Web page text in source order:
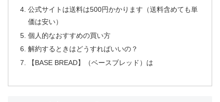
公式サイトは送料は500円かかります（送料含めても単
価は安い）
個人的なおすすめの買い方
解約するときはどうすればいいの？
【BASE BREAD】（ベースブレッド）は